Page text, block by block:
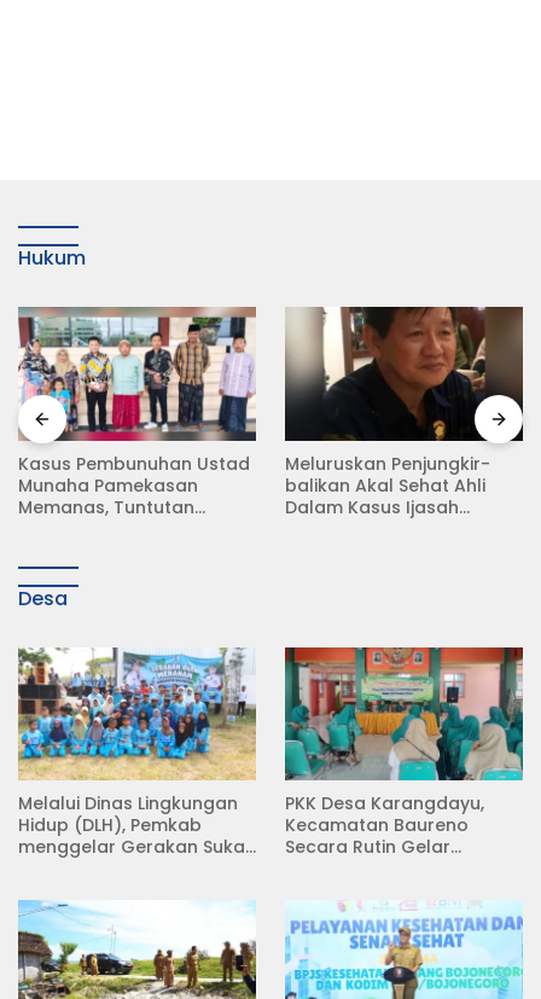
Hukum
Meluruskan Penjungkir-
balikan Akal Sehat Ahli
Dalam Kasus Ijasah
Rampas Motor Tanpa
Surat Resmi, Modus Baru
Debt Collector di Jalan
Desa
Melalui Dinas Lingkungan
Hidup (DLH), Pemkab
menggelar Gerakan Suka
PKK Desa Karangdayu,
Kecamatan Baureno
Secara Rutin Gelar